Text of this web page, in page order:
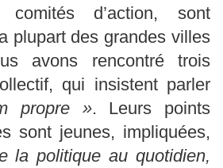
d’action, sont
plupart des grandes villes
avons rencontré trois
qui insistent parler
propre ». Leurs points
sont jeunes, impliquées,
la politique au quotidien,